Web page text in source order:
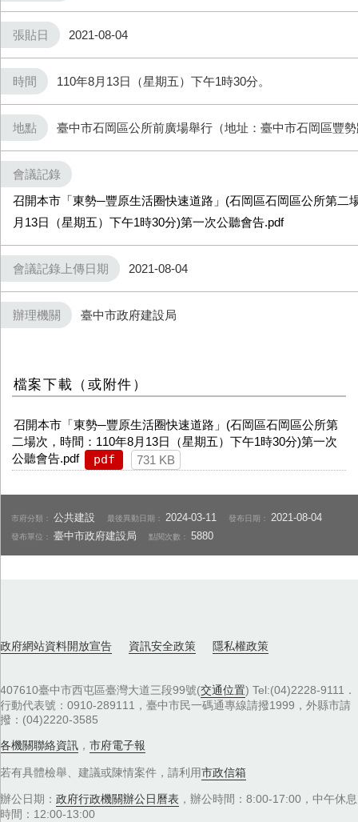
張貼日 2021-08-04
時間 ​110年8月13日（星期五）下午1時30分。
地點 臺中市石岡區公所前廣場舉行（地址：臺中市石岡區豐
會議記錄
召開本市「東勢─豐原生活圈快速道路」(石岡區石岡區公所第二
月13日（星期五）下午1時30分)第一次公聽會告.pdf
會議記錄上傳日期 2021-08-04
辦理機關 臺中市政府建設局
檔案下載（或附件）
召開本市「東勢─豐原生活圈快速道路」(石岡區石岡區公所第
二場次，時間：​110年8月13日（星期五）下午1時30分)第一次
公聽會告.pdf
pdf 731 KB
市府分類：公共建設 最後異動日期： 2024-03-11 發布日期： 2021-08-04
發布單位：臺中市政府建設局 點閱次數：5880
政府網站資料開放宣告 資訊安全政策 隱私權政策
407610臺中市西屯區臺灣大道三段99號(交通位置) Tel:(04)2228-9111．
行動代表號：0910-289111，臺中市民一碼通專線請撥1999，外縣市請
撥：(04)2220-3585
各機關聯絡資訊 ， 市府電子報
若有具體檢舉、建議或陳情案件，請利用市政信箱
辦公日期： 政府行政機關辦公日曆表 ，辦公時間：8:00-17:00，中午休息
時間：12:00-13:00